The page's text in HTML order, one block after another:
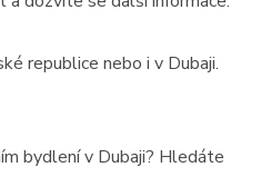
republice nebo i v Dubaji.
bydlení v Dubaji? Hledáte